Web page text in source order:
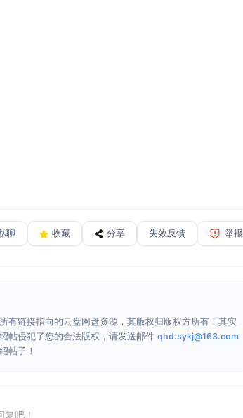
聊 收藏 分享 失效反馈 举报
有链接指向的云盘网盘资源，其版权归版权方所有！其实
帖侵犯了您的合法版权，请发送邮件 qhd.sykj@163.com
帖子！
吧！